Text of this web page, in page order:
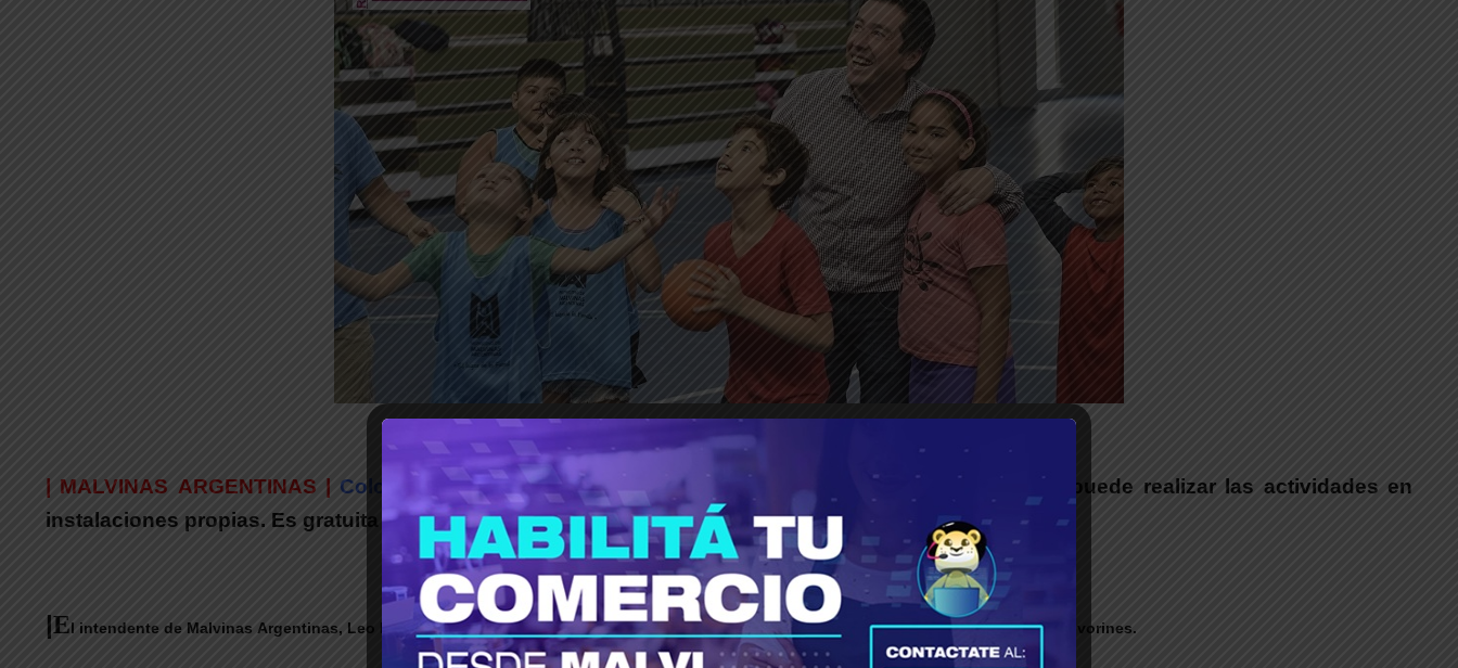
| MALVINAS ARGENTINAS | Colonia de Vacaciones 2020.
Es el primer año en el que el Municipio puede realizar las actividades en
instalaciones propias. Es gratuita y está destinada a chicos entre 4 y 14 años. Es recreativa y deportiva
|El intendente de Malvinas Argentinas, Leo Nardini, visitó la Colonia de Verano que se desarrolla en el Polideportivo Municipal de Los Polvorines.